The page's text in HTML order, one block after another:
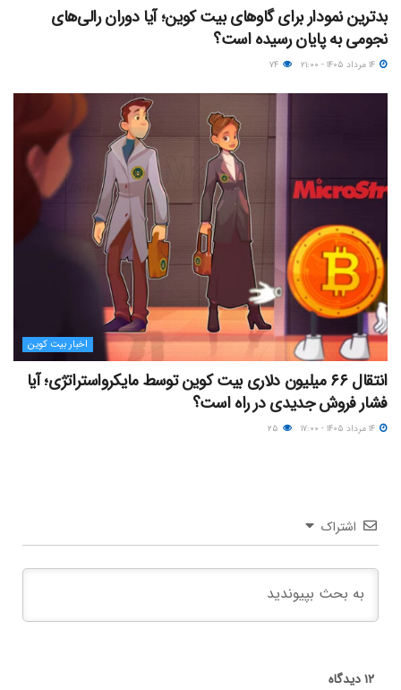
بدترین نمودار برای گاوهای بیت کوین؛ آیا دوران رالی‌های
نجومی به پایان رسیده است؟
اخبار بیت کوین
انتقال ۶۶ میلیون دلاری بیت کوین توسط مایکرواستراتژی؛ آیا
فشار فروش جدیدی در راه است؟
اشتراک
۱۲دیدگاه